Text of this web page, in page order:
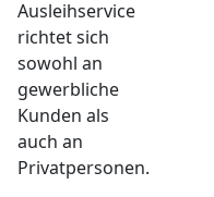
Ausleihservice
richtet sich
sowohl an
gewerbliche
Kunden als
auch an
Privatpersonen.